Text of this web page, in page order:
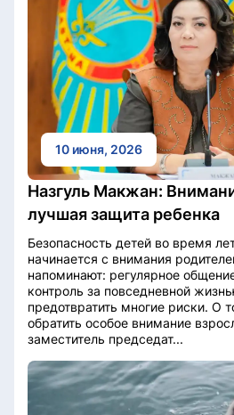
10 июня, 2026
Назгуль Макжан:
лучшая защита ребенка
Безопасность детей во время
начинается с внимания
напоминают: регулярное
контроль за повседневной
предотвратить многие риски. О
обратить особое внимание
заместитель председат...